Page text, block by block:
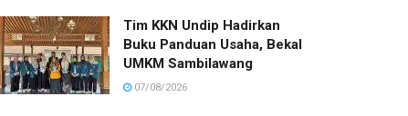
Tim KKN Undip Hadirkan
Buku Panduan Usaha, Bekal
UMKM Sambilawang
07/08/2026